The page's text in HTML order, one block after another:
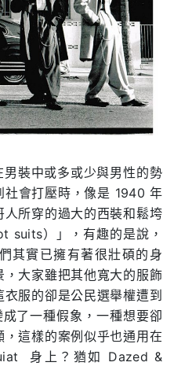
裝中或多或少與男性的勢
社會打壓時，像是 1940 年
所穿的過大的西裝和鬆垮
suits）」，有趣的是說，
其實已擁有著很壯碩的身
大家雖把其他寬大的服飾
服的卻是公民選舉權遭到
了一種假象，一種想要卻
這樣的案例似乎也通用在
身上？猶如 Dazed &